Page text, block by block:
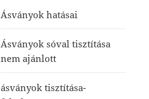
Ásványok hatásai
Ásványok sóval tisztítása
nem ajánlott
ásványok tisztítása-